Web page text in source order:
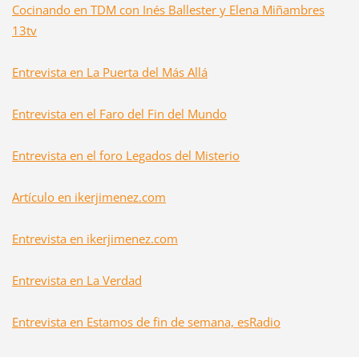
Cocinando en TDM con Inés Ballester y Elena Miñambres
13tv
Entrevista en La Puerta del Más Allá
Entrevista en el Faro del Fin del Mundo
Entrevista en el foro Legados del Misterio
Artículo en ikerjimenez.com
Entrevista en ikerjimenez.com
Entrevista en La Verdad
Entrevista en Estamos de fin de semana, esRadio